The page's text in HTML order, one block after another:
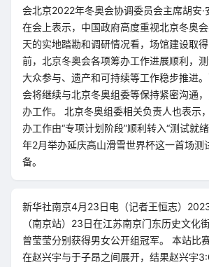
会北京2022年冬奥会协调委员会主席胡安·
在会上表示，中国政府高度重视北京冬奥
天的实地踏勘和调研情况看，场馆建设取
前，北京冬奥会各项筹办工作进展顺利，测
大众参与、遗产和可持续等工作稳步推进
会将继续与北京冬奥组委等保持紧密沟通
办工作。 北京冬奥组委相关负责人也表示
办工作由“专项计划阶段”顺利转入“测试就
年2月举办延庆高山滑雪世界杯这一首场测
备。
新华社南京4月23日电（记者王恒志）
（南京站）23日在江苏南京门东历史文化
曾莹莹分别获得男女公开组冠军。 本站比
在赵兴宇与于子昂之间展开，结果赵兴宇